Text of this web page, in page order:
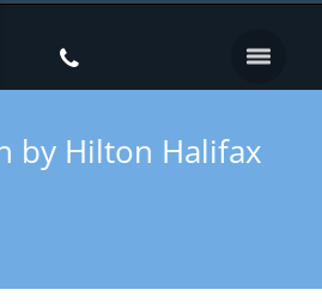
by Hilton Halifax